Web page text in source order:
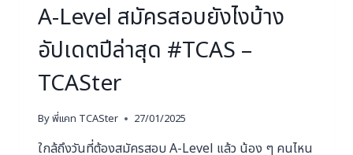
A-Level สมัครสอบยังไงบ้าง
อัปเดตปีล่าสุด #TCAS –
TCASter
Byพี่แคท TCASter 27/01/2025
ใกล้ถึงวันที่ต้องสมัครสอบ A-Level แล้ว น้อง ๆ คนไหน